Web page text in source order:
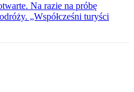
Na razie na próbę
„Współcześni turyści